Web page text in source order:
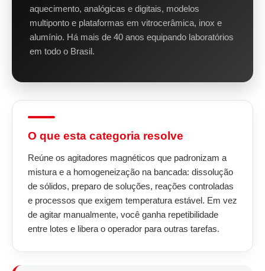
aquecimento, analógicas e digitais, modelos
multiponto e plataformas em vitrocerâmica, inox e
alumínio. Há mais de 40 anos equipando laboratórios
em todo o Brasil.
O que esta categoria resolve
Reúne os agitadores magnéticos que padronizam a
mistura e a homogeneização na bancada: dissolução
de sólidos, preparo de soluções, reações controladas
e processos que exigem temperatura estável. Em vez
de agitar manualmente, você ganha repetibilidade
entre lotes e libera o operador para outras tarefas.